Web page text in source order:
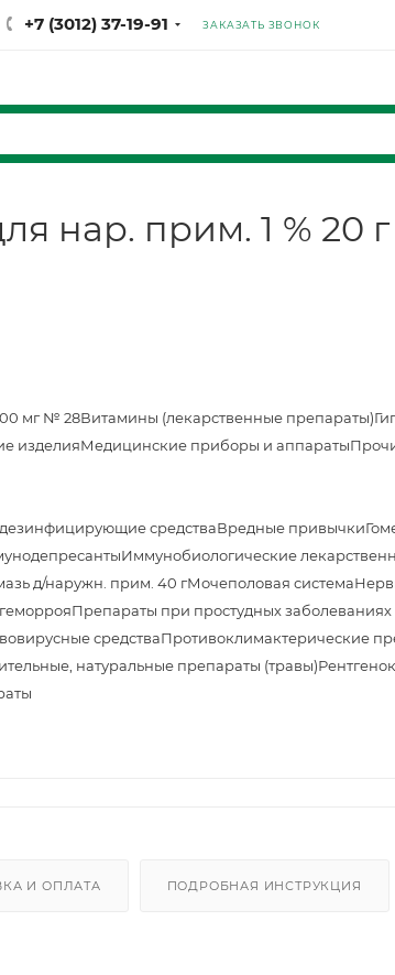
+7 (3012) 37-19-91 ЗАКАЗАТЬ ЗВОНОК
нар. прим. 1 % 20 г
мг № 28Витамины (лекарственные препараты)
изделияМедицинские приборы и аппараты
средстваВредные привычки
Иммунобиологические
д/наружн. прим. 40 гМочеполовая система
Препараты при простудных
средстваПротивоклимактерические
натуральные препараты (травы)
И ОПЛАТА ПОДРОБНАЯ ИНСТРУКЦИЯ